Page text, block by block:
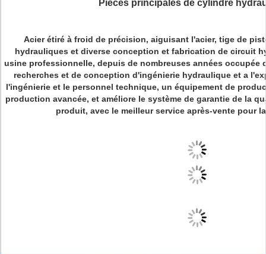
Pièces principales de cylindre
Acier étiré à froid de précision, aiguisant l'acier, tige de
hydrauliques et diverse conception et fabrication de circuit
usine professionnelle, depuis de nombreuses années occupée
recherches et de conception d'ingénierie hydraulique et a
l'ingénierie et le personnel technique, un équipement de
production avancée, et améliore le système de garantie de la
produit, avec le meilleur service après-vente pour